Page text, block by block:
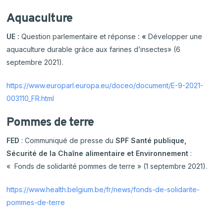
Aquaculture
UE :Question parlementaire et réponse : «Développer une
aquaculture durable grâce aux farines d’insectes» (6
septembre 2021).
https://www.europarl.europa.eu/doceo/document/E-9-2021-
003110_FR.html
Pommes de terre
FED : Communiqué de presse duSPF Santé publique,
Sécurité de la Chaîne alimentaire et Environnement :
« Fonds de solidarité pommes de terre » (1 septembre 2021).
https://www.health.belgium.be/fr/news/fonds-de-solidarite-
pommes-de-terre